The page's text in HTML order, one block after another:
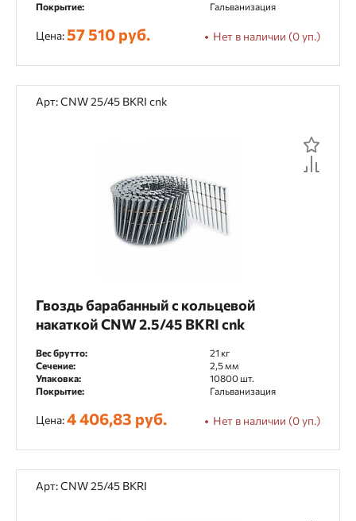
Покрытие:
Гальванизация
Цена:57 510 руб. Нет в наличии (0 уп.)
Арт: CNW 25/45 BKRI cnk
Гвоздь барабанный с кольцевой
накаткой CNW 2.5/45 BKRI cnk
Вес брутто:
21 кг
Сечение:
2,5 мм
Упаковка:
10800 шт.
Покрытие:
Гальванизация
Цена:4 406,83 руб. Нет в наличии (0 уп.)
Арт: CNW 25/45 BKRI